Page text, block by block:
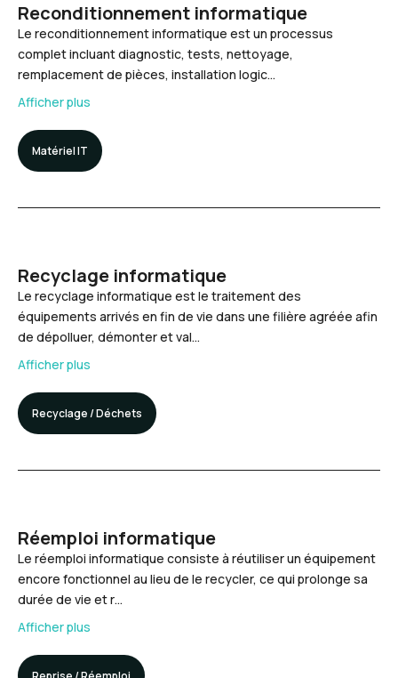
Reconditionnement informatique
Le reconditionnement informatique est un processus
complet incluant diagnostic, tests, nettoyage,
remplacement de pièces, installation logic…
Afficher plus
Matériel IT
Recyclage informatique
Le recyclage informatique est le traitement des
équipements arrivés en fin de vie dans une filière agréée afin
de dépolluer, démonter et val…
Afficher plus
Recyclage / Déchets
Réemploi informatique
Le réemploi informatique consiste à réutiliser un équipement
encore fonctionnel au lieu de le recycler, ce qui prolonge sa
durée de vie et r…
Afficher plus